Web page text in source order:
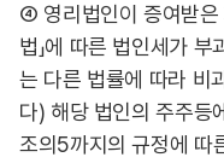
④ 영리법인이 증여받은
법」에 따른 법인세가 부
는 다른 법률에 따라 비
다) 해당 법인의 주주
조의5까지의 규정에 따